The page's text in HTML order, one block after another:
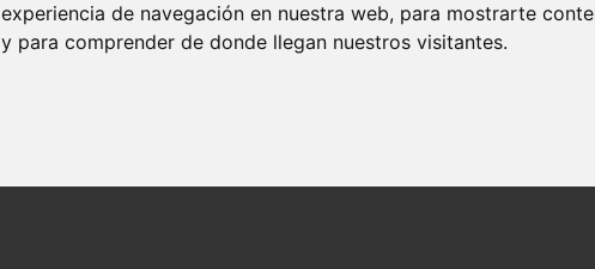
de navegación en nuestra web, para mostrarte
para comprender de donde llegan nuestros visitantes.